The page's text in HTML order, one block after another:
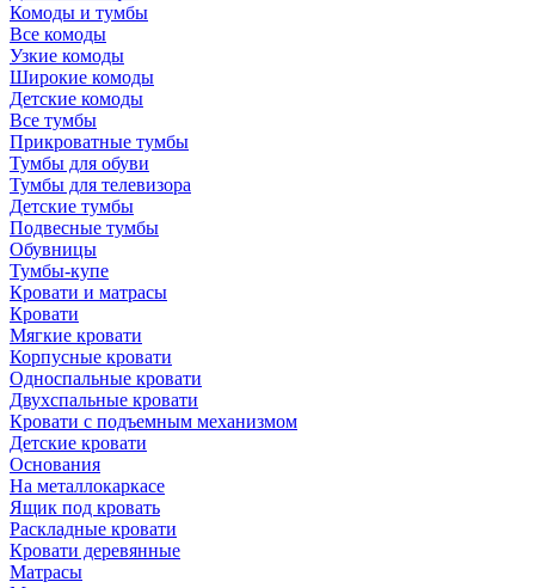
Комоды и тумбы
Все комоды
Узкие комоды
Широкие комоды
Детские комоды
Все тумбы
Прикроватные тумбы
Тумбы для обуви
Тумбы для телевизора
Детские тумбы
Подвесные тумбы
Обувницы
Тумбы-купе
Кровати и матрасы
Кровати
Мягкие кровати
Корпусные кровати
Односпальные кровати
Двухспальные кровати
Кровати с подъемным механизмом
Детские кровати
Основания
На металлокаркасе
Ящик под кровать
Раскладные кровати
Кровати деревянные
Матрасы